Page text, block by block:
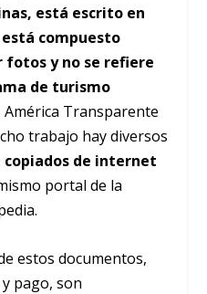
está escrito en
compuesto
y no se refiere
de turismo
América Transparente
trabajo hay diversos
de internet
portal de la
estos documentos,
pago, son